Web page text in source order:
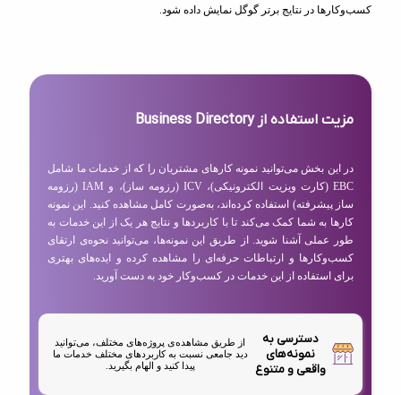
کسب‌وکارها در نتایج برتر گوگل نمایش داده شود.
مزیت استفاده از Business Directory
در این بخش می‌توانید نمونه کارهای مشتریان را که از خدمات ما شامل
EBC (کارت ویزیت الکترونیکی)، ICV (رزومه ساز)، و IAM (رزومه
ساز پیشرفته) استفاده کرده‌اند، به‌صورت کامل مشاهده کنید. این نمونه
کارها به شما کمک می‌کند تا با کاربردها و نتایج هر یک از این خدمات به
طور عملی آشنا شوید. از طریق این نمونه‌ها، می‌توانید نحوه‌ی ارتقای
کسب‌وکارها و ارتباطات حرفه‌ای را مشاهده کرده و ایده‌های بهتری
برای استفاده از این خدمات در کسب‌وکار خود به دست آورید.
دسترسی به
نمونه‌های
واقعی و متنوع
از طریق مشاهده‌ی پروژه‌های مختلف، می‌توانید
دید جامعی نسبت به کاربردهای مختلف خدمات ما
پیدا کنید و الهام بگیرید.